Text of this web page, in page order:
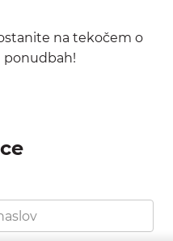
na tekočem o
ponudbah!